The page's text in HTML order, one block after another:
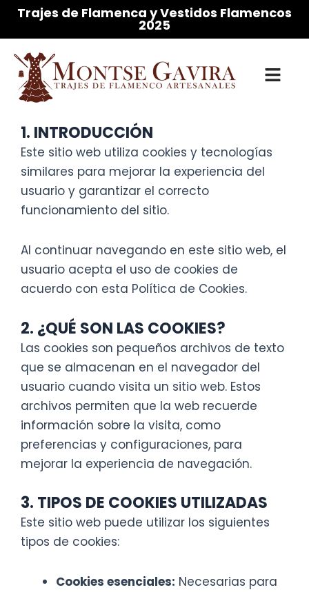
Trajes de Flamenca y Vestidos Flamencos
2025
1. INTRODUCCIÓN
Este sitio web utiliza cookies y tecnologías
similares para mejorar la experiencia del
usuario y garantizar el correcto
funcionamiento del sitio.
Al continuar navegando en este sitio web, el
usuario acepta el uso de cookies de
acuerdo con esta Política de Cookies.
2. ¿QUÉ SON LAS COOKIES?
Las cookies son pequeños archivos de texto
que se almacenan en el navegador del
usuario cuando visita un sitio web. Estos
archivos permiten que la web recuerde
información sobre la visita, como
preferencias y configuraciones, para
mejorar la experiencia de navegación.
3. TIPOS DE COOKIES UTILIZADAS
Este sitio web puede utilizar los siguientes
tipos de cookies:
Cookies esenciales: Necesarias para